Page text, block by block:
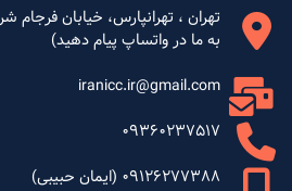
تهران ، تهرانپارس، خیابان
به ما در واتساپ پیام دهید)
iranicc.ir@gmail.com
09360237517
09126277388 (ایمان حبیبی)